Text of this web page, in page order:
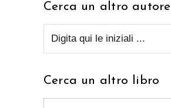
Cerca un altro autore
Cerca un altro libro